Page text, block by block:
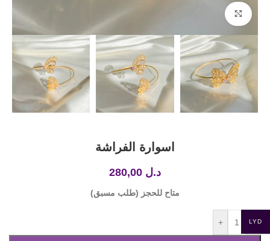
Click to enlarge
اسوارة الفراشة
د.ل
متاح للحجز (طلب مسبق)
-
+ LYD